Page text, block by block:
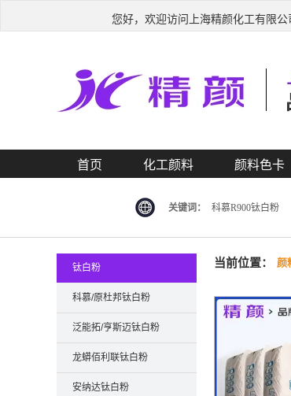
您好，欢迎访问上海精颜化工有限公
首页 化工颜料 颜料色卡
关键词： 科慕R900钛白粉
当前位置： 颜
钛白粉
科慕/原杜邦钛白粉
泛能拓/亨斯迈钛白粉
龙蟒佰利联钛白粉
安纳达钛白粉